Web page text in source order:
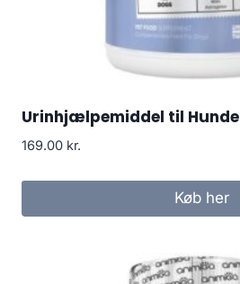
Urinhjælpemiddel til Hunde
169.00 kr.
Køb her